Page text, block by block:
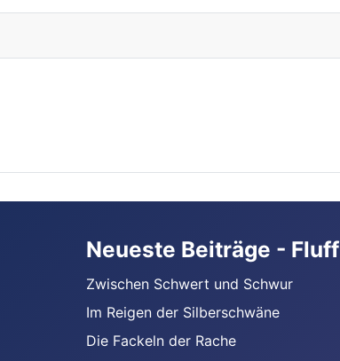
Neueste Beiträge - Fluff
Zwischen Schwert und Schwur
Im Reigen der Silberschwäne
Die Fackeln der Rache